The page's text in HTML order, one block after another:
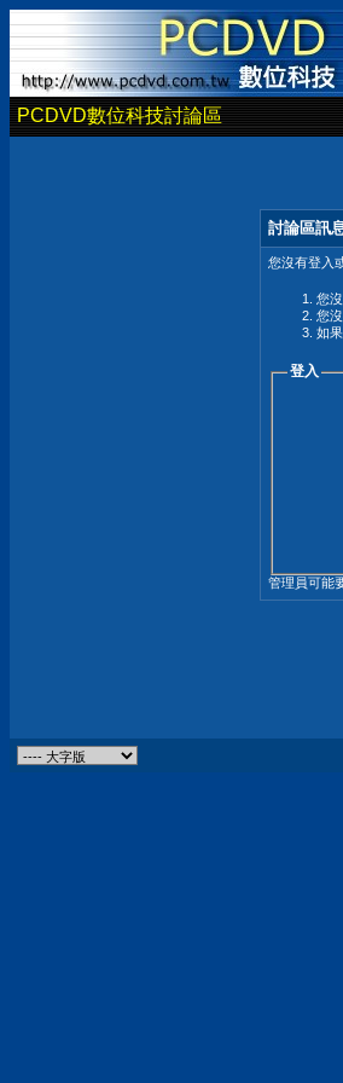
PCDVD數位科技討論區
討論區訊
您沒有登入
您
您
如
登入
管理員可能